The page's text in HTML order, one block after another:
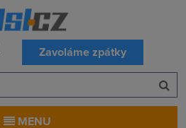
Zavoláme zpátky
MENU